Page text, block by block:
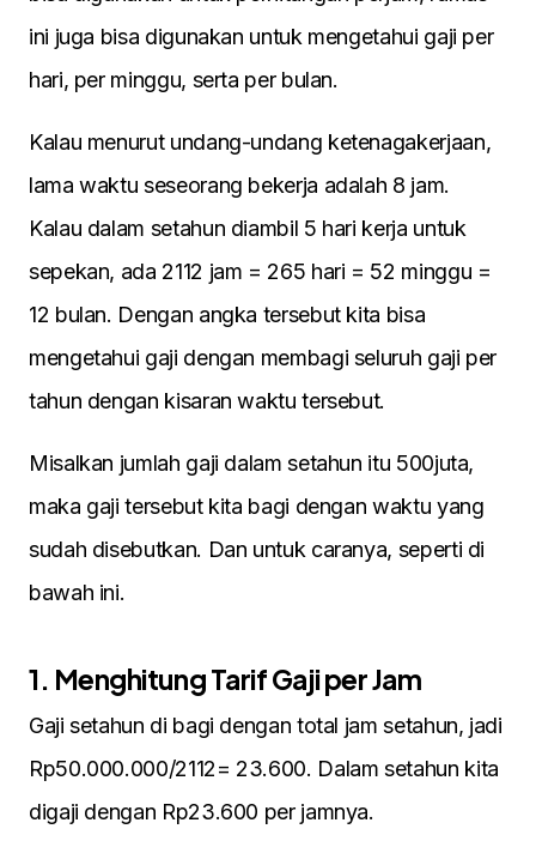
ini juga bisa digunakan untuk mengetahui gaji per
hari, per minggu, serta per bulan.
Kalau menurut undang-undang ketenagakerjaan,
lama waktu seseorang bekerja adalah 8 jam.
Kalau dalam setahun diambil 5 hari kerja untuk
sepekan, ada 2112 jam = 265 hari = 52 minggu =
12 bulan. Dengan angka tersebut kita bisa
mengetahui gaji dengan membagi seluruh gaji per
tahun dengan kisaran waktu tersebut.
Misalkan jumlah gaji dalam setahun itu 500juta,
maka gaji tersebut kita bagi dengan waktu yang
sudah disebutkan. Dan untuk caranya, seperti di
bawah ini.
1. Menghitung Tarif Gaji per Jam
Gaji setahun di bagi dengan total jam setahun, jadi
Rp50.000.000/2112= 23.600. Dalam setahun kita
digaji dengan Rp23.600 per jamnya.